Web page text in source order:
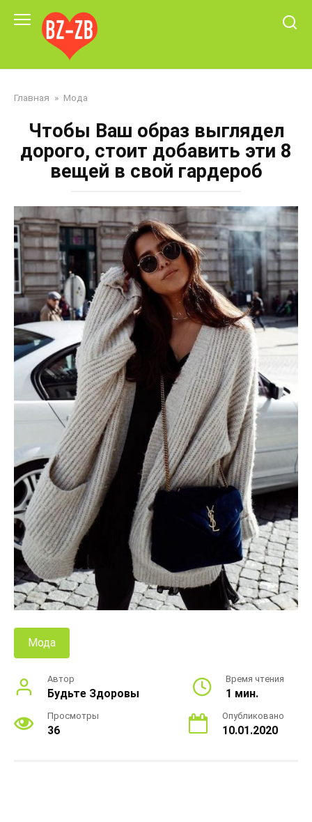
контенту
Главная » Мода
Чтобы Ваш образ выглядел
дорого, стоит добавить эти 8
вещей в свой гардероб
Мода
Автор
Будьте Здоровы
Время чтения
1 мин.
Просмотры
36
Опубликовано
10.01.2020